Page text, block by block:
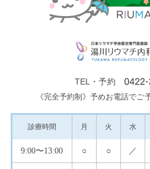
TEL・予約
《完全予約制》予めお電話でご
診療時間 月 火 水
9:00〜13:00 ○ ○ ／